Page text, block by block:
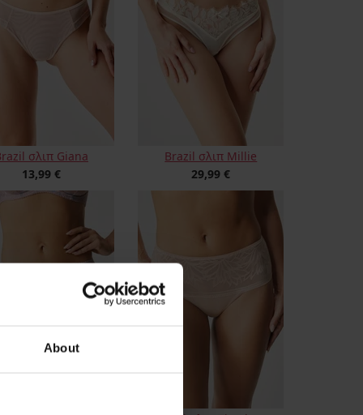
About
σλιπ Giana
13,99 €
Brazil σλιπ Millie
29,99 €